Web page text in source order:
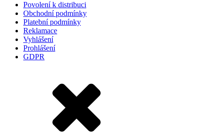
Povolení k distribuci
Obchodní podmínky
Platební podmínky
Reklamace
Vyhlášení
Prohlášení
GDPR